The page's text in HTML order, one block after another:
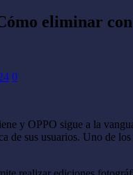
eliminar
0
y OPPO sigue a la
de sus usuarios. Uno de